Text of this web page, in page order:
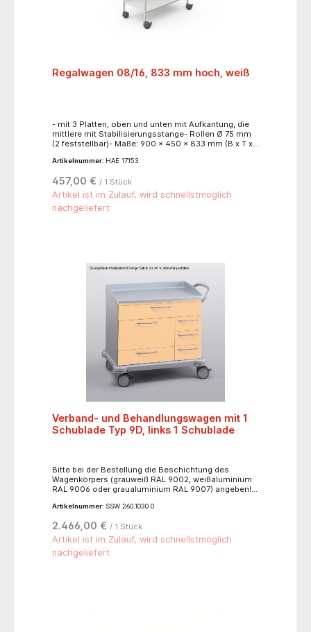
Regalwagen 08/16, 833 mm hoch, weiß
- mit 3 Platten, oben und unten mit Aufkantung, die
mittlere mit Stabilisierungsstange- Rollen Ø 75 mm
(2 feststellbar)- Maße: 900 x 450 x 833 mm (B x T x
mit Aufkantung: bis ca.20 kg
Artikelnummer: HAE 17153
457,00 € / 1 Stück
Artikel ist im Zulauf, wird schnellstmöglich
nachgeliefert
Verband- und Behandlungswagen mit 1
Schublade Typ 9D, links 1 Schublade
Bitte bei der Bestellung die Beschichtung des
Wagenkörpers (grauweiß RAL 9002, weißaluminium
RAL 9006 oder graualuminium RAL 9007) angeben!
möglich (Aufpreis von EUR 145,00 Nr. 200.6030.0).
Farbpalette.4 geschlossene Doppelrollen Ø 125 mm,
aus Kunststoff, kugelgelagert, elektrisch leitend,
davon 2 Rollen mit Totalfeststeller und 1 Rolle mit
Richtungsfeststeller, Fahrwerksabdeckung
Artikelnummer: SSW 260.1030.0
2.466,00 € / 1 Stück
Artikel ist im Zulauf, wird schnellstmöglich
nachgeliefert